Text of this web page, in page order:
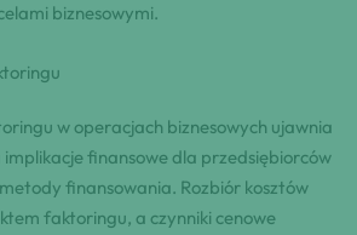
biznesowymi.
w operacjach biznesowych ujawnia
implikacje finansowe dla przedsiębiorców
finansowania. Rozbiór kosztów
faktoringu, a czynniki cenowe